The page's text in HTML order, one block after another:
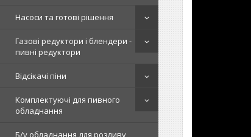
Насоси та готові рішення
Газові редуктори і блендери -
пивні редуктори
Відсікачі піни
Комплектуючі для пивного
обладнання
Б/у обладнання для розливу